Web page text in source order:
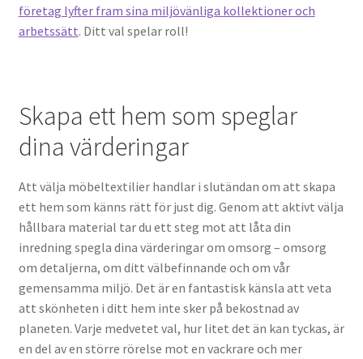
företag lyfter fram sina miljövänliga kollektioner och
arbetssätt. Ditt val spelar roll!
Skapa ett hem som speglar
dina värderingar
Att välja möbeltextilier handlar i slutändan om att skapa
ett hem som känns rätt för just dig. Genom att aktivt välja
hållbara material tar du ett steg mot att låta din
inredning spegla dina värderingar om omsorg – omsorg
om detaljerna, om ditt välbefinnande och om vår
gemensamma miljö. Det är en fantastisk känsla att veta
att skönheten i ditt hem inte sker på bekostnad av
planeten. Varje medvetet val, hur litet det än kan tyckas, är
en del av en större rörelse mot en vackrare och mer